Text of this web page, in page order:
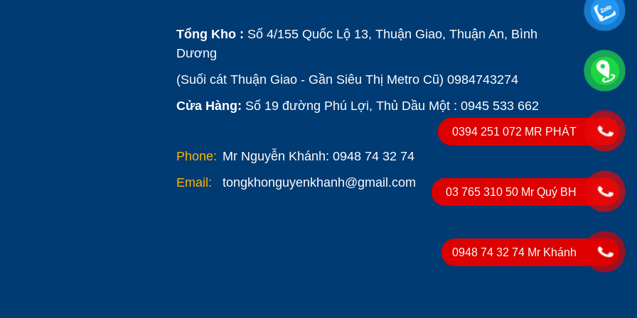
Tổng Kho : Số 4/155 Quốc Lộ 13, Thuận Giao, Thuận An, Bình
Dương
(Suối cát Thuận Giao - Gần Siêu Thị Metro Cũ) 0984743274
Cửa Hàng: Số 19 đường Phú Lợi, Thủ Dầu Một : 0945 533 662
Phone: Mr Nguyễn Khánh: 0948 74 32 74
Email:
tongkhonguyenkhanh@gmail.com
0394 251 072 MR PHÁT
03 765 310 50 Mr Quý BH
0948 74 32 74 Mr Khánh